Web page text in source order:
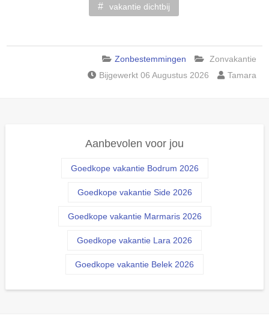
vakantie dichtbij
Zonbestemmingen
Zonvakantie
Bijgewerkt 06 Augustus 2026
Tamara
Aanbevolen voor jou
Goedkope vakantie Bodrum 2026
Goedkope vakantie Side 2026
Goedkope vakantie Marmaris 2026
Goedkope vakantie Lara 2026
Goedkope vakantie Belek 2026